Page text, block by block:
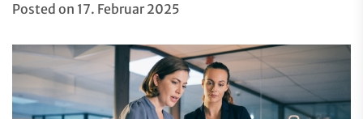
Posted on 17. Februar 2025